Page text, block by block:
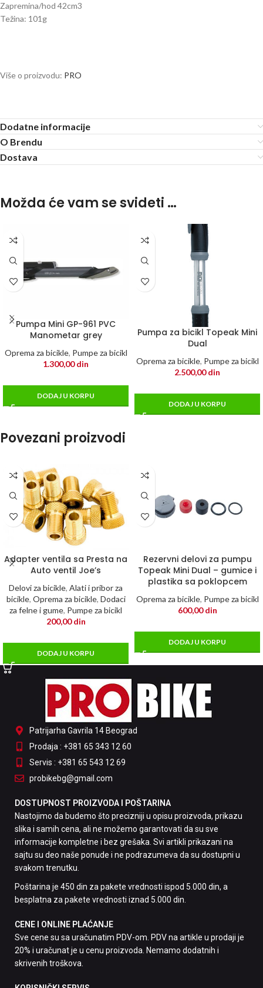
Zapremina/hod 42cm3
Težina: 101g
Više o proizvodu: PRO
Dodatne informacije
O Brendu
Dostava
Možda će vam se svideti …
Pumpa Mini GP-961 PVC
Manometar grey
Oprema za bicikle, Pumpe za bicikl
1.300,00din
DODAJ U KORPU
Pumpa za bicikl Topeak Mini
Dual
Oprema za bicikle, Pumpe za bicikl
2.500,00din
DODAJ U KORPU
Povezani proizvodi
Adapter ventila sa Presta na
Auto ventil Joe’s
Delovi za bicikle, Alati i pribor za
bicikle, Oprema za bicikle, Dodaci
za felne i gume, Pumpe za bicikl
200,00din
DODAJ U KORPU
Rezervni delovi za pumpu
Topeak Mini Dual – gumice i
plastika sa poklopcem
Oprema za bicikle, Pumpe za bicikl
600,00din
DODAJ U KORPU
Patrijarha Gavrila 14 Beograd
Prodaja : +381 65 343 12 60
Servis : +381 65 543 12 69
probikebg@gmail.com
DOSTUPNOST PROIZVODA I POŠTARINA
Nastojimo da budemo što precizniji u opisu proizvoda, prikazu
slika i samih cena, ali ne možemo garantovati da su sve
informacije kompletne i bez grešaka. Svi artikli prikazani na
sajtu su deo naše ponude i ne podrazumeva da su dostupni u
svakom trenutku.
Poštarina je 450 din za pakete vrednosti ispod 5.000 din, a
besplatna za pakete vrednosti iznad 5.000 din.
CENE I ONLINE PLAĆANJE
Sve cene su sa uračunatim PDV-om. PDV na artikle u prodaji je
20% i uračunat je u cenu proizvoda. Nemamo dodatnih i
skrivenih troškova.